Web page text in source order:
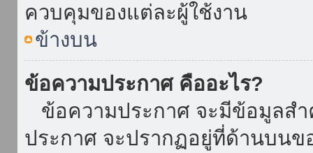
ควบคุมของแต่ละผู้ใช้งาน
ข้างบน
ข้อความประกาศ คืออะไร?
ข้อความประกาศ จะมีข้อมูลส
ประกาศ จะปรากฏอยู่ที่ด้านบนข